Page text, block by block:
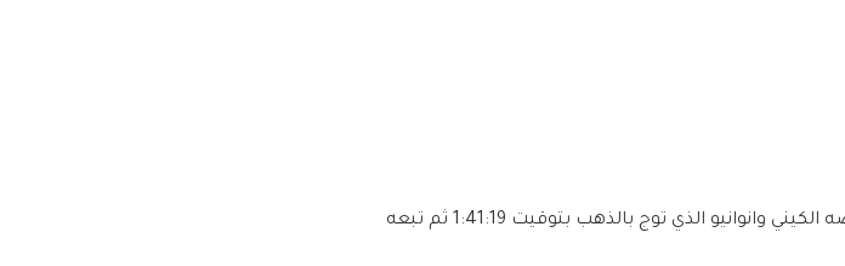
ولم يستطع سجاتي مجاراة النسق السريع الذي فرضه الكيني وانوانيو الذي توج بالذهب بتوقيت 1:41:19 ثم تبعه